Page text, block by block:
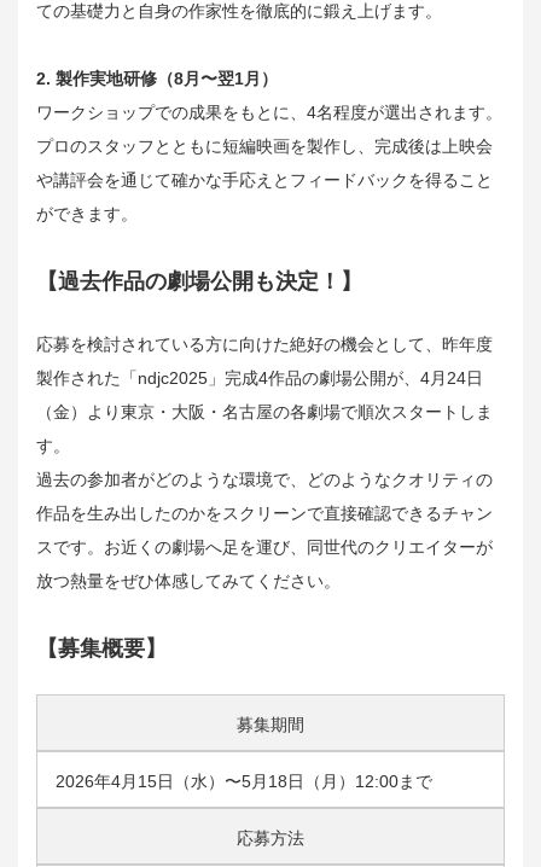
ての基礎力と自身の作家性を徹底的に鍛え上げます。
2. 製作実地研修（8月〜翌1月）
ワークショップでの成果をもとに、4名程度が選出されます。
プロのスタッフとともに短編映画を製作し、完成後は上映会
や講評会を通じて確かな手応えとフィードバックを得ること
ができます。
【過去作品の劇場公開も決定！】
応募を検討されている方に向けた絶好の機会として、昨年度
製作された「ndjc2025」完成4作品の劇場公開が、4月24日
（金）より東京・大阪・名古屋の各劇場で順次スタートしま
す。
過去の参加者がどのような環境で、どのようなクオリティの
作品を生み出したのかをスクリーンで直接確認できるチャン
スです。お近くの劇場へ足を運び、同世代のクリエイターが
放つ熱量をぜひ体感してみてください。
【募集概要】
募集期間
2026年4月15日（水）〜5月18日（月）12:00まで
応募方法